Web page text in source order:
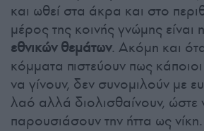
και ωθεί στα άκρα και στο
μέρος της κοινής γνώμης είναι η
εθνικών θεμάτων. Ακόμη και
κόμματα πιστεύουν πως κάποιοι
να γίνουν, δεν συνομιλούν με
λαό αλλά διολισθαίνουν, ώστε
παρουσιάσουν την ήττα ως νίκη.